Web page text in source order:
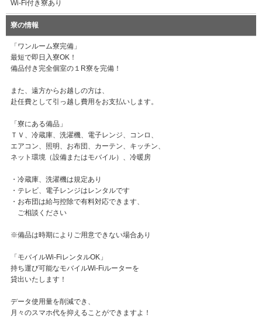
Wi-Fi付き寮あり
寮の情報
「ワンルーム寮完備」
最短で即日入寮OK！
備品付き完全個室の１R寮を完備！
また、遠方からお越しの方は、
赴任費として引っ越し費用をお支払いします。
「寮にある備品」
ＴＶ、冷蔵庫、洗濯機、電子レンジ、コンロ、
エアコン、照明、お布団、カーテン、キッチン、
ネット環境（設備またはモバイル）、冷暖房
・冷蔵庫、洗濯機は規定あり
・テレビ、電子レンジはレンタルです
・お布団は給与控除で有料対応できます、
ご相談ください
※備品は時期によりご用意できない場合あり
「モバイルWi-FiレンタルOK」
持ち運び可能なモバイルWi-Fiルーターを
貸出いたします！
データ使用量を削減でき、
月々のスマホ代を抑えることができますよ！